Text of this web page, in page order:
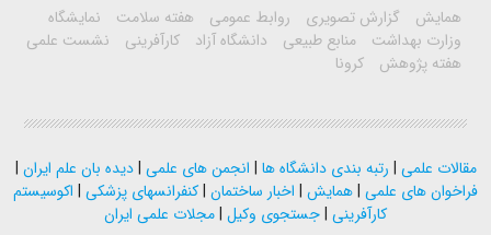
همایش گزارش تصویری روابط عمومی هفته سلامت
نمایشگاه
وزارت بهداشت
منابع طبیعی دانشگاه آزاد کارآفرینی
نشست علمی
هفته پژوهش
کرونا
مقالات علمی | رتبه بندی دانشگاه ها | انجمن های علمی |دیده بان علم ایران |
فراخوان های علمی |همایش | اخبار ساختمان |کنفرانسهای پزشکی | اکوسیستم
کارآفرینی |جستجوی وکیل |مجلات علمی ایران